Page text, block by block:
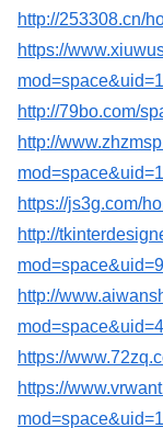
http://253308.cn/
https://
http://79bo.com/
http://
https://js3g.com/
http://
http://
https://
https://